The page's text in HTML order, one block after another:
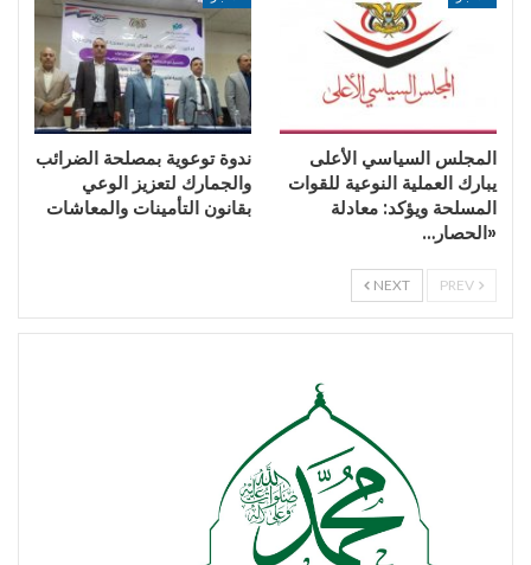
المجلس السياسي الأعلى
يبارك العملية النوعية للقوات
المسلحة ويؤكد: معادلة
«الحصار…
ندوة توعوية بمصلحة الضرائب
والجمارك لتعزيز الوعي
بقانون التأمينات والمعاشات
NEXT